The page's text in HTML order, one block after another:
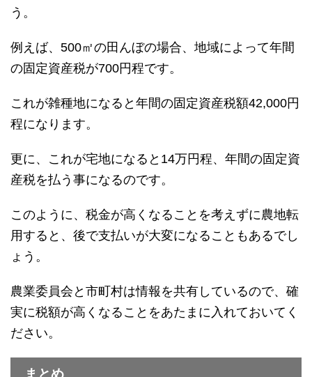
う。
例えば、500㎡の田んぼの場合、地域によって年間
の固定資産税が700円程です。
これが雑種地になると年間の固定資産税額42,000円
程になります。
更に、これが宅地になると14万円程、年間の固定資
産税を払う事になるのです。
このように、税金が高くなることを考えずに農地転
用すると、後で支払いが大変になることもあるでし
ょう。
農業委員会と市町村は情報を共有しているので、確
実に税額が高くなることをあたまに入れておいてく
ださい。
まとめ